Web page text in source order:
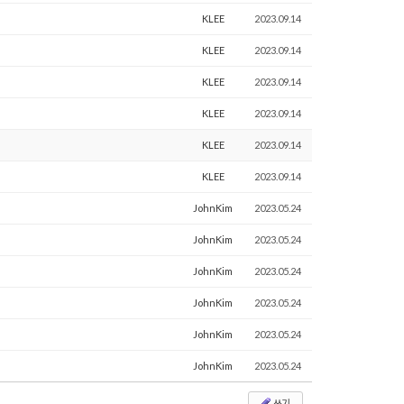
KLEE 2023.09.14
KLEE 2023.09.14
KLEE 2023.09.14
KLEE 2023.09.14
KLEE 2023.09.14
KLEE 2023.09.14
JohnKim 2023.05.24
JohnKim 2023.05.24
JohnKim 2023.05.24
JohnKim 2023.05.24
JohnKim 2023.05.24
JohnKim 2023.05.24